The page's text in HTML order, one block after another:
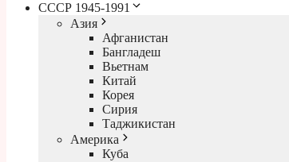
СССР 1945-1991
Азия
Афганистан
Бангладеш
Вьетнам
Китай
Корея
Сирия
Таджикистан
Америка
Куба